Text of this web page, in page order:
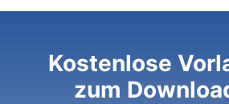
Kostenlose
zum